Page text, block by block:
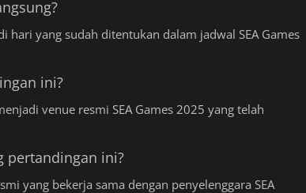
yang sudah ditentukan dalam jadwal SEA Games
ini?
venue resmi SEA Games 2025 yang telah
pertandingan ini?
yang bekerja sama dengan penyelenggara SEA